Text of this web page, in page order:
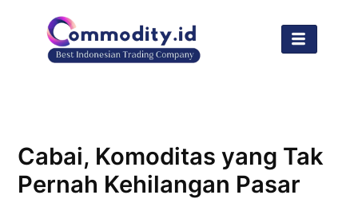
Cabai, Komoditas yang Tak
Pernah Kehilangan Pasar